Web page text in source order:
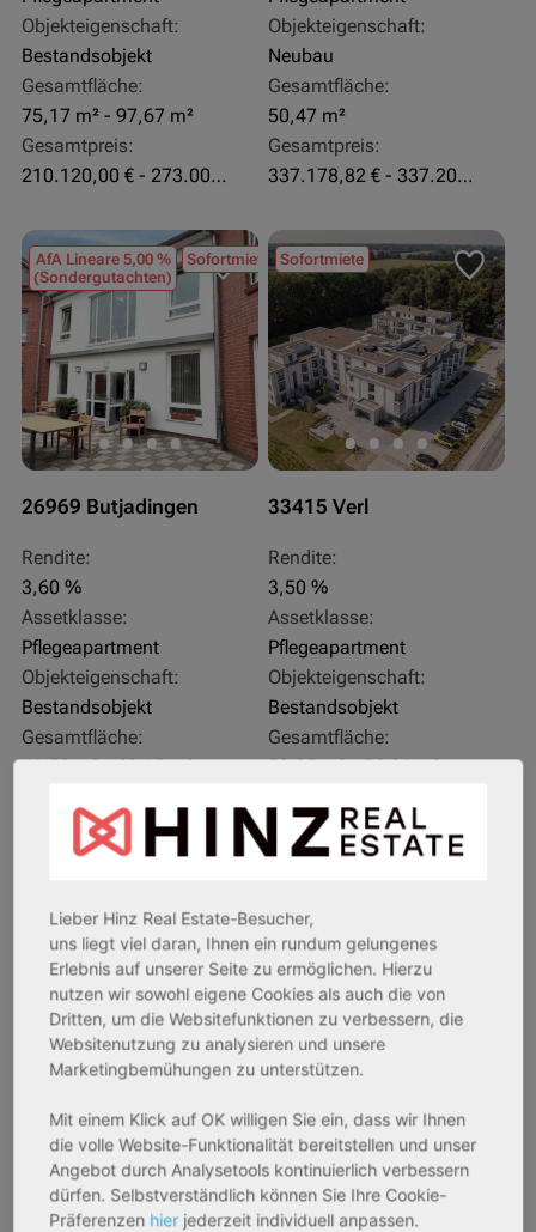
Objekteigenschaft:
Bestandsobjekt
Gesamtfläche:
75,17 m² - 97,67 m²
Gesamtpreis:
210.120,00 € - 273.003,24 €
Objekteigenschaft:
Neubau
Gesamtfläche:
50,47 m²
Gesamtpreis:
337.178,82 € - 337.207,06 €
AfA Lineare 5,00 %
(Sondergutachten)
Sofortmiete
26969 Butjadingen
Rendite:
3,60 %
Assetklasse:
Pflegeapartment
Objekteigenschaft:
Bestandsobjekt
Gesamtfläche:
41,59 m² - 62,15 m²
Sofortmiete
33415 Verl
Rendite:
3,50 %
Assetklasse:
Pflegeapartment
Objekteigenschaft:
Bestandsobjekt
Gesamtfläche:
50,95 m² - 56,21 m²
AfA Degressive 5,00 %
27711 Osterholz-Scharmbeck
Rendite:
Sofortmiete
32469 Petershagen
Rendite:
Lieber Hinz Real Estate-Besucher,
uns liegt viel daran, Ihnen ein rundum gelungenes
Erlebnis auf unserer Seite zu ermöglichen. Hierzu
nutzen wir sowohl eigene Cookies als auch die von
Dritten, um die Websitefunktionen zu verbessern, die
Websitenutzung zu analysieren und unsere
Marketingbemühungen zu unterstützen.
Mit einem Klick auf OK willigen Sie ein, dass wir Ihnen
die volle Website-Funktionalität bereitstellen und unser
Angebot durch Analysetools kontinuierlich verbessern
dürfen. Selbstverständlich können Sie Ihre Cookie-
Präferenzen hier jederzeit individuell anpassen.